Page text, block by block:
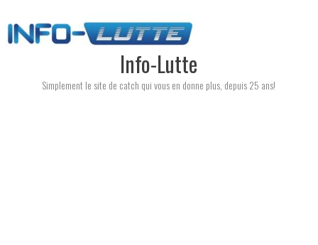
to
content
Info-Lutte
Simplement le site de catch qui vous en donne plus, depuis 25 ans!